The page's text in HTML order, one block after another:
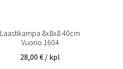
Laastikampa 8x8x8 40cm
Vuorio 1604
28,00€ / kpl